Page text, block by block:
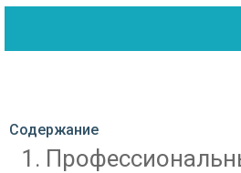
Содержание